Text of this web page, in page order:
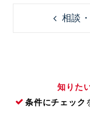
相談
知りた
条件にチェック